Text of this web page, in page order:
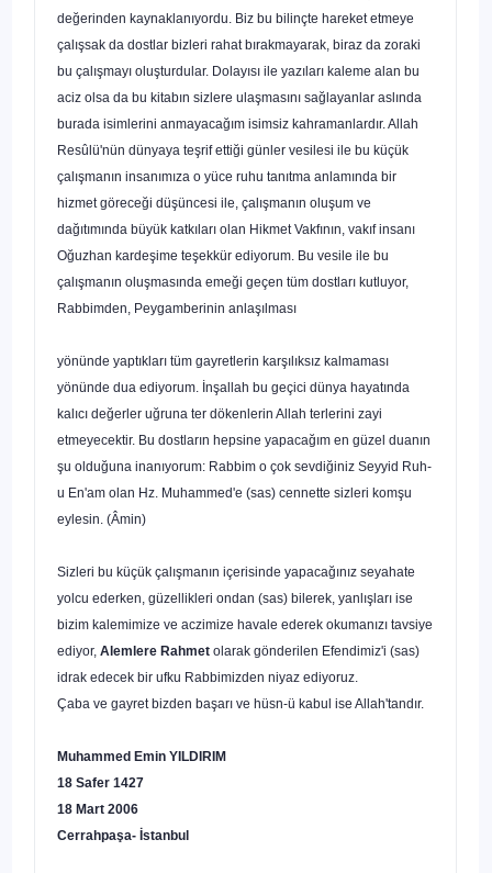
de­ğerinden kaynaklanıyordu. Biz bu bilinçte hareket etmeye
çalışsak da dostlar bizleri rahat bırakmayarak, biraz da zo­raki
bu çalışmayı oluşturdular. Dolayısı ile yazıları kaleme alan bu
aciz olsa da bu kitabın sizlere ulaşmasını sağlayanlar aslında
burada isimlerini anmayacağım isimsiz kahraman­lardır. Allah
Resûlü'nün dünyaya teşrif ettiği günler vesilesi ile bu küçük
çalışmanın insanımıza o yüce ruhu tanıtma anlamında bir
hizmet göreceği düşüncesi ile, çalışmanın oluşum ve
dağıtımında büyük katkıları olan Hikmet Vak­fının, vakıf insanı
Oğuzhan kardeşime teşekkür ediyorum. Bu vesile ile bu
çalışmanın oluşmasında emeği geçen tüm dostları kutluyor,
Rabbimden, Peygamberinin anlaşılması
yönünde yaptıkları tüm gayretlerin karşılıksız kalmama­sı
yönünde dua ediyorum. İnşallah bu geçici dünya haya­tında
kalıcı değerler uğruna ter dökenlerin Allah terlerini zayi
etmeyecektir. Bu dostların hepsine yapacağım en güzel duanın
şu olduğuna inanıyorum: Rabbim o çok sevdiğiniz Seyyid Ruh-
u En'am olan Hz. Muhammed'e (sas) cennette sizleri komşu
eylesin. (Âmin)
Sizleri bu küçük çalışmanın içerisinde yapacağınız se­yahate
yolcu ederken, güzellikleri ondan (sas) bilerek, yan­lışları ise
bizim kalemimize ve aczimize havale ederek oku­manızı tavsiye
ediyor, Alemlere Rahmet olarak gönderilen Efendimiz'i (sas)
idrak edecek bir ufku Rabbimizden niyaz ediyoruz.
Çaba ve gayret bizden başarı ve hüsn-ü kabul ise Al­lah'tandır.
Muhammed Emin YILDIRIM
18 Safer 1427
18 Mart 2006
Cerrahpaşa- İstanbul